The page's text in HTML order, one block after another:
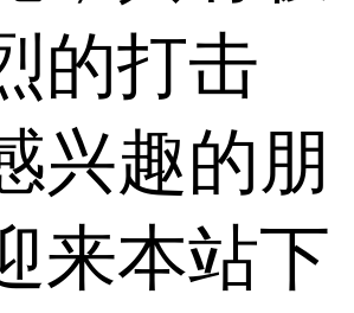
的打击
兴趣的朋
来本站下